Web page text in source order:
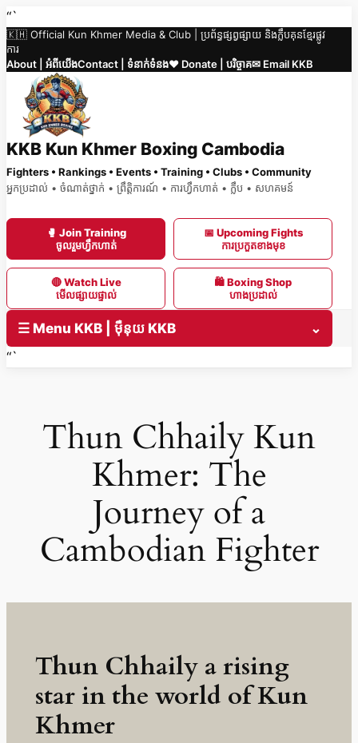
Skip
to
content
“`
🇰🇭 Official Kun Khmer Media & Club | ប្រព័ន្ធផ្សព្វផ្សាយ និងក្លឹបគុនខ្មែរផ្លូវ
ការ
About | អំពីយើងContact | ទំនាក់ទំនង❤️ Donate | បរិច្ចាគ✉ Email KKB
KKB Kun Khmer Boxing Cambodia
Fighters • Rankings • Events • Training • Clubs • Community
អ្នកប្រដាល់ • ចំណាត់ថ្នាក់ • ព្រឹត្តិការណ៍ • ការហ្វឹកហាត់ • ក្លឹប • សហគមន៍
🥊 Join Training
ចូលរួមហ្វឹកហាត់
📅 Upcoming Fights
ការប្រកួតខាងមុខ
🔴 Watch Live
មើលផ្សាយផ្ទាល់
🛍 Boxing Shop
ហាងប្រដាល់
☰ Menu KKB | ម៉ឺនុយ KKB
⌄
“`
Thun Chhaily Kun
Khmer: The
Journey of a
Cambodian Fighter
Thun Chhaily a rising
star in the world of Kun
Khmer